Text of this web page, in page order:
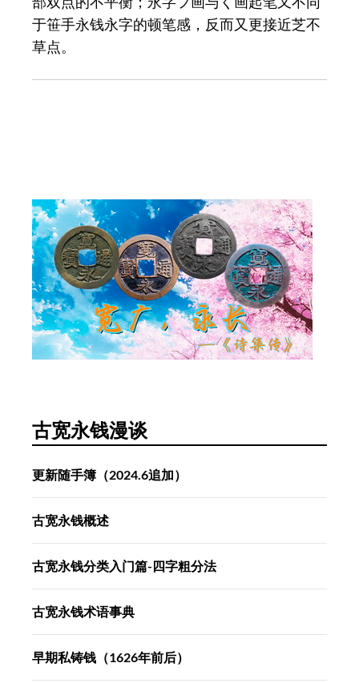
于笹手永钱永字的顿笔感，反而又更接近芝不
草点。
古宽永钱漫谈
更新随手簿（2024.6追加）
古宽永钱概述
古宽永钱分类入门篇-四字粗分法
古宽永钱术语事典
早期私铸钱（1626年前后）